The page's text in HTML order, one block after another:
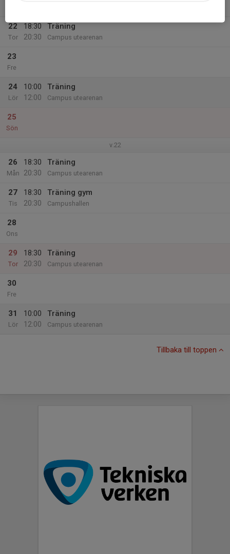
22
Tor
18:30
20:30
Träning
Campus utearenan
23
Fre
24
Lör
10:00
12:00
Träning
Campus utearenan
25
Sön
v.22
26
Mån
18:30
20:30
Träning
Campus utearenan
27
Tis
18:30
20:30
Träning gym
Campushallen
28
Ons
29
Tor
18:30
20:30
Träning
Campus utearenan
30
Fre
31
Lör
10:00
12:00
Träning
Campus utearenan
Tillbaka till toppen